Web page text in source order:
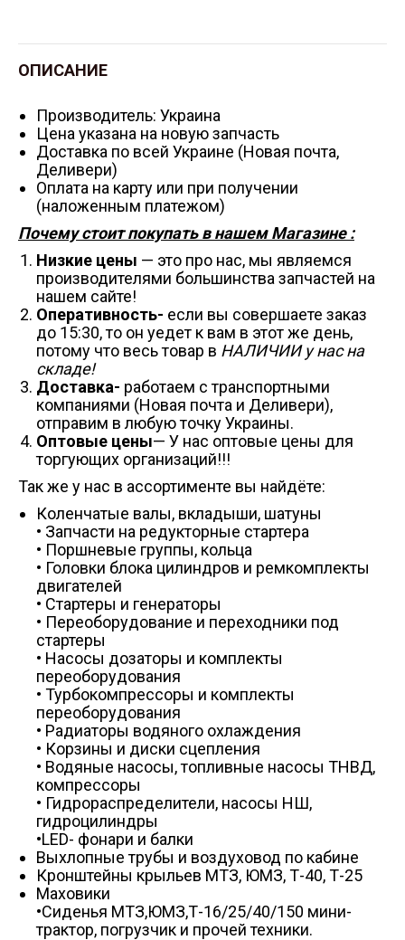
ОПИСАНИЕ
Производитель: Украина
Цена указана на новую запчасть
Доставка по всей Украине (Новая почта,
Деливери)
Оплата на карту или при получении
(наложенным платежом)
Почему стоит покупать в нашем Магазине :
Низкие цены — это про нас, мы являемся
производителями большинства запчастей на
нашем сайте!
Оперативность- если вы совершаете заказ
до 15:30, то он уедет к вам в этот же день,
потому что весь товар в НАЛИЧИИ у нас на
складе!
Доставка- работаем с транспортными
компаниями (Новая почта и Деливери),
отправим в любую точку Украины.
Оптовые цены— У нас оптовые цены для
торгующих организаций!!!
Так же у нас в ассортименте вы найдёте:
Коленчатые валы, вкладыши, шатуны
• Запчасти на редукторные стартера
• Поршневые группы, кольца
• Головки блока цилиндров и ремкомплекты
двигателей
• Стартеры и генераторы
• Переоборудование и переходники под
стартеры
• Насосы дозаторы и комплекты
переоборудования
• Турбокомпрессоры и комплекты
переоборудования
• Радиаторы водяного охлаждения
• Корзины и диски сцепления
• Водяные насосы, топливные насосы ТНВД,
компрессоры
• Гидрораспределители, насосы НШ,
гидроцилиндры
•LED- фонари и балки
Выхлопные трубы и воздуховод по кабине
Кронштейны крыльев МТЗ, ЮМЗ, Т-40, Т-25
Маховики
•Сиденья МТЗ,ЮМЗ,Т-16/25/40/150 мини-
трактор, погрузчик и прочей техники.